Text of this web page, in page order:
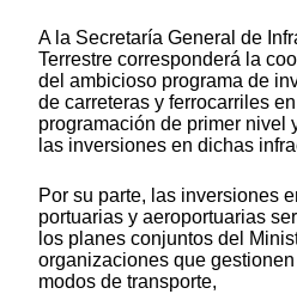
A la Secretaría General de
Terrestre corresponderá la
del ambicioso programa de
de carreteras y ferrocarriles
programación de primer nivel
las inversiones en dichas
Por su parte, las inversiones
portuarias y aeroportuarias
los planes conjuntos del
organizaciones que
modos de transporte,